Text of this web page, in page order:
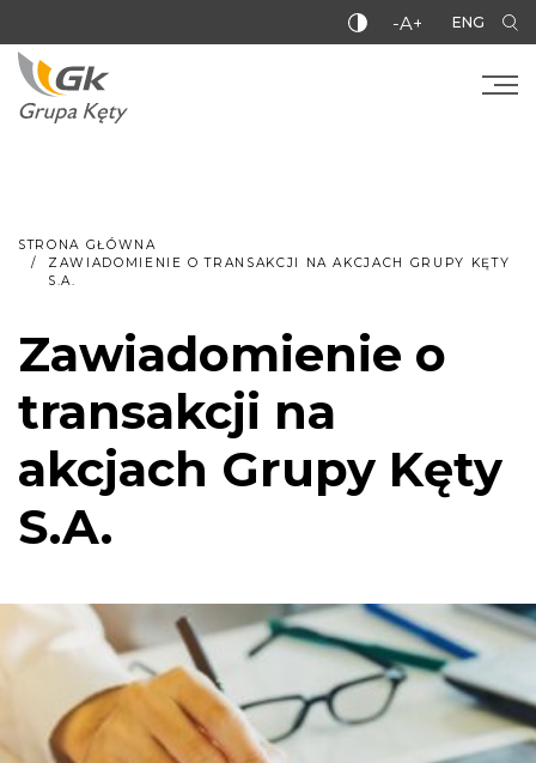
-A+ ENG
STRONA GŁÓWNA
ZAWIADOMIENIE O TRANSAKCJI NA AKCJACH GRUPY KĘTY
S.A.
Zawiadomienie o
transakcji na
akcjach Grupy Kęty
S.A.